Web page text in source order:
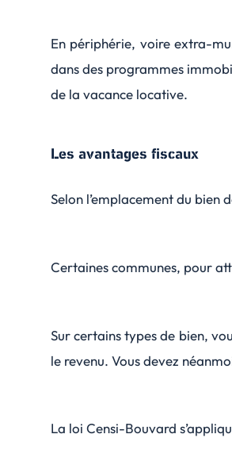
En périphérie, voire extra-
dans des programmes
de la vacance locative.
Les avantages fiscaux
Selon l’emplacement du bien
Certaines communes, pour
Sur certains types de bien,
le revenu. Vous devez
La loi Censi-Bouvard